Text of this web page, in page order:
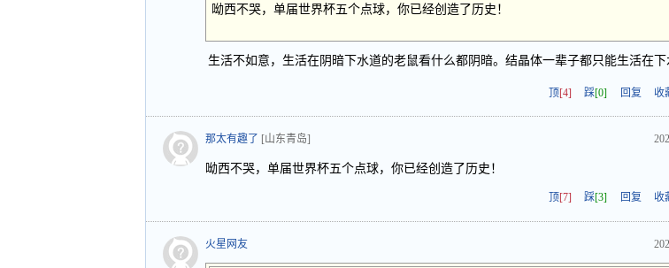
呦西不哭，单届世界杯五个点球，你已经创造了历史！
生活不如意，生活在阴暗下水道的老鼠看什么都阴暗。结晶体一辈子都只能生活在下
顶[4] 踩[0] 回复 收
那太有趣了 [山东青岛]
呦西不哭，单届世界杯五个点球，你已经创造了历史！
顶[7] 踩[3] 回复 收
火星网友